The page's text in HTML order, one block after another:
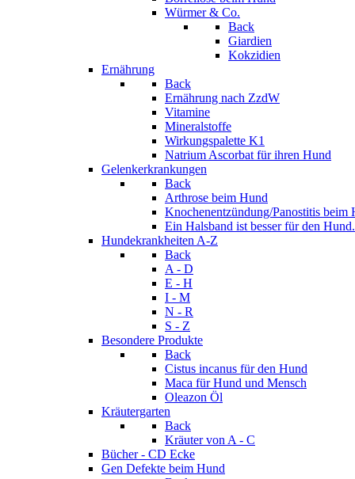
Würmer & Co.
Back
Giardien
Kokzidien
Ernährung
Back
Ernährung nach ZzdW
Vitamine
Mineralstoffe
Wirkungspalette K1
Natrium Ascorbat für ihren Hund
Gelenkerkrankungen
Back
Arthrose beim Hund
Knochenentzündung/Panostitis beim
Ein Halsband ist besser für den
Hundekrankheiten A-Z
Back
A - D
E - H
I - M
N - R
S - Z
Besondere Produkte
Back
Cistus incanus für den Hund
Maca für Hund und Mensch
Oleazon Öl
Kräutergarten
Back
Kräuter von A - C
Bücher - CD Ecke
Gen Defekte beim Hund